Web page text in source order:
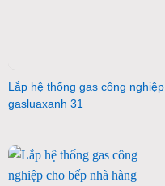
Lắp hệ thống gas công nghiệp
gasluaxanh 31